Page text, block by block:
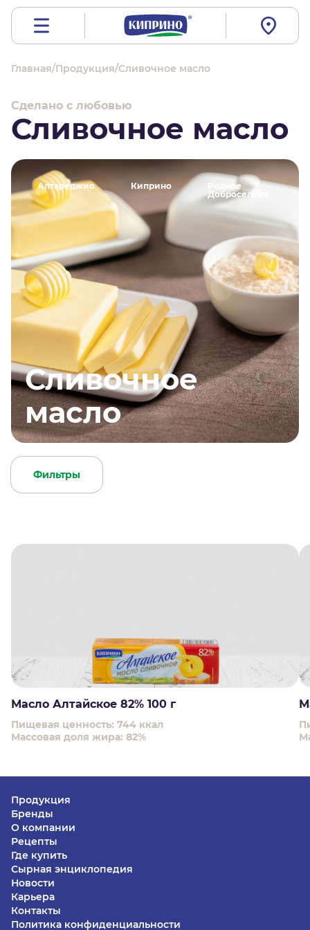
Главная/Продукция/Сливочное масло
Сделано с любовью
Сливочное масло
Алтареджио Киприно
Родное
Доброселово
Сливочное
масло
Фильтры
Масло Алтайское 82% 100 г
Пищевая ценность: 744 ккал
Массовая доля жира: 82%
Продукция
Бренды
О компании
Рецепты
Где купить
Сырная энциклопедия
Новости
Карьера
Контакты
Политика конфиденциальности